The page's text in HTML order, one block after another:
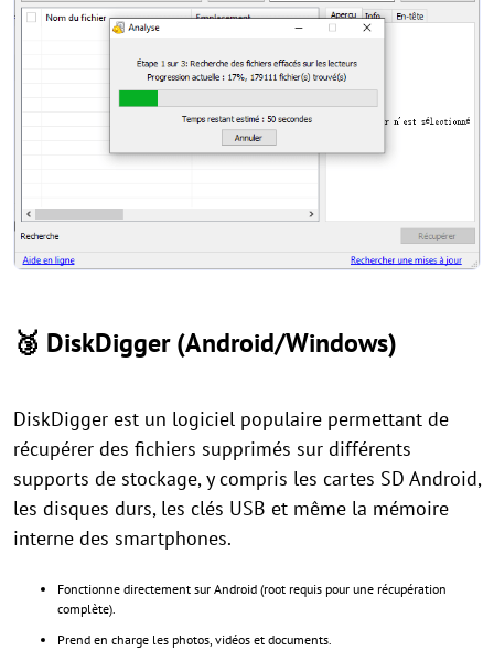
🥉 DiskDigger (Android/Windows)
DiskDigger est un logiciel populaire permettant de
récupérer des fichiers supprimés sur différents
supports de stockage, y compris les cartes SD Android,
les disques durs, les clés USB et même la mémoire
interne des smartphones.
Fonctionne directement sur Android (root requis pour une récupération
complète).
Prend en charge les photos, vidéos et documents.